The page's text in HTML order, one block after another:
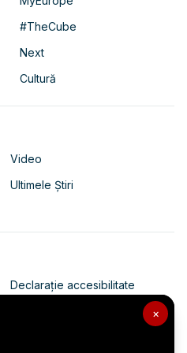
×
#TheCube
Next
Cultură
Video
Ultimele Știri
Declarație accesibilitate
Politica de confidențialitate